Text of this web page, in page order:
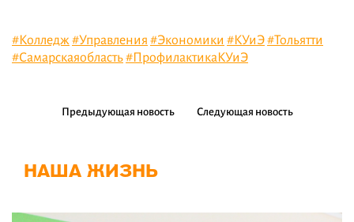
#Колледж#Управления #Экономики #КУиЭ#Тольятти
#Самарскаяобласть#ПрофилактикаКУиЭ
Предыдующая новость Следующая новость
НАША ЖИЗНЬ